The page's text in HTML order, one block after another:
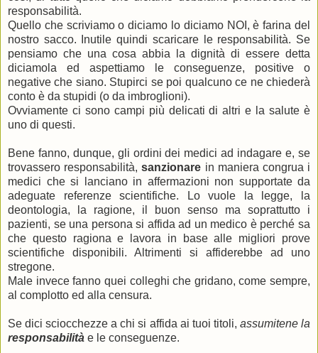
responsabilità.
Quello che scriviamo o diciamo lo diciamo NOI, è farina del
nostro sacco. Inutile quindi scaricare le responsabilità. Se
pensiamo che una cosa abbia la dignità di essere detta
diciamola ed aspettiamo le conseguenze, positive o
negative che siano. Stupirci se poi qualcuno ce ne chiederà
conto è da stupidi (o da imbroglioni).
Ovviamente ci sono campi più delicati di altri e la salute è
uno di questi.
Bene fanno, dunque, gli ordini dei medici ad indagare e, se
trovassero responsabilità,sanzionare in maniera congrua i
medici che si lanciano in affermazioni non supportate da
adeguate referenze scientifiche. Lo vuole la legge, la
deontologia, la ragione, il buon senso ma soprattutto i
pazienti, se una persona si affida ad un medico è perché sa
che questo ragiona e lavora in base alle migliori prove
scientifiche disponibili. Altrimenti si affiderebbe ad uno
stregone.
Male invece fanno quei colleghi che gridano, come sempre,
al complotto ed alla censura.
Se dici sciocchezze a chi si affida ai tuoi titoli, assumitene la
responsabilità e le conseguenze.